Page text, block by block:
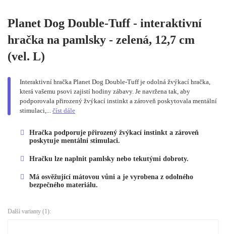
Planet Dog Double-Tuff - interaktivní
hračka na pamlsky - zelená, 12,7 cm
(vel. L)
Interaktivní hračka Planet Dog Double-Tuff je odolná žvýkací hračka,
která vašemu psovi zajistí hodiny zábavy. Je navržena tak, aby
podporovala přirozený žvýkací instinkt a zároveň poskytovala mentální
stimulaci,... číst dále
Hračka podporuje přirozený žvýkací instinkt a zároveň
poskytuje mentální stimulaci.
Hračku lze naplnit pamlsky nebo tekutými dobroty.
Má osvěžující mátovou vůni a je vyrobena z odolného
bezpečného materiálu.
Další varianty (1):